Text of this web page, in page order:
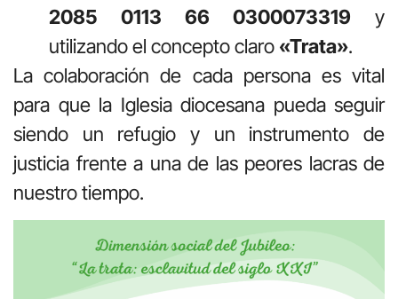
2085 0113 66 0300073319 y
utilizando el concepto claro «Trata».
La colaboración de cada persona es vital
para que la Iglesia diocesana pueda seguir
siendo un refugio y un instrumento de
justicia frente a una de las peores lacras de
nuestro tiempo.